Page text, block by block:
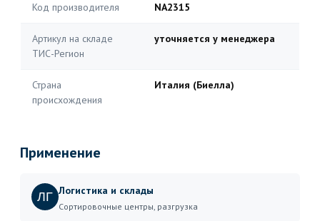
Код производителя NA2315
Артикул на складе
ТИС-Регион
уточняется у менеджера
Страна
происхождения
Италия (Биелла)
Применение
ЛГ Логистика и склады
Сортировочные центры, разгрузка